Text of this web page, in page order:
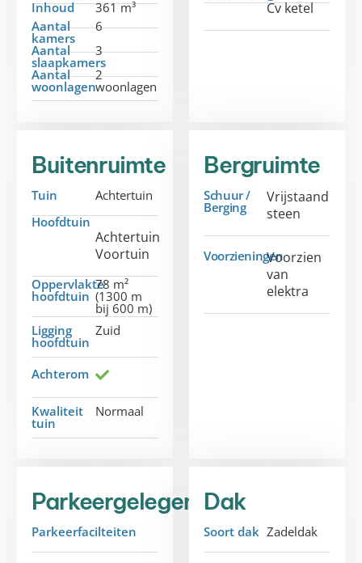
Inhoud
361 m³
Aantal
kamers
6
Aantal
slaapkamers
3
Aantal
woonlagen
2
woonlagen
Cv ketel
Buitenruimte
Tuin
Achtertuin
Hoofdtuin
Achtertuin
Voortuin
Oppervlakte
hoofdtuin
78 m²
(1300 m
bij 600 m)
Ligging
hoofdtuin
Zuid
Achterom
Kwaliteit
tuin
Normaal
Bergruimte
Schuur /
Berging
Vrijstaand
steen
VoorzieningenVoorzien
van
elektra
Parkeergelegenheid
Parkeerfacilteiten
Dak
Soort dak Zadeldak